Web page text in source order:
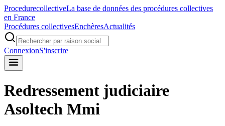
ProcedurecollectiveLa base de données des procédures collectives
en France
Procédures collectivesEnchèresActualités
ConnexionS'inscrire
Redressement judiciaire
Asoltech Mmi